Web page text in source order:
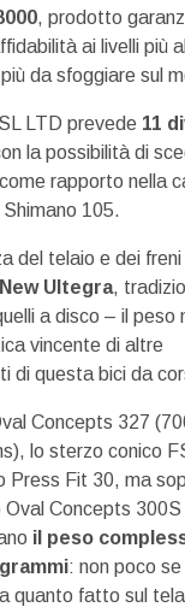
, prodotto
ai livelli più
più da sfoggiare sul
SL LTD prevede 11
la possibilità di
come rapporto nella
105.
del telaio e dei freni
Ultegra,
a disco – il peso
vincente di altre
di questa bici da
Concepts 327
lo sterzo conico
Press Fit 30, ma
Oval Concepts
il peso
: non poco se
quanto fatto sul